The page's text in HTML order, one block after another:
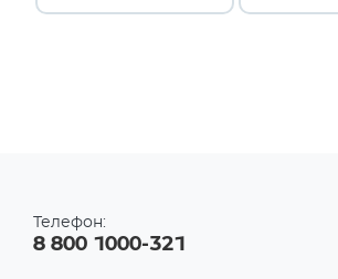
Телефон:
8 800 1000-321